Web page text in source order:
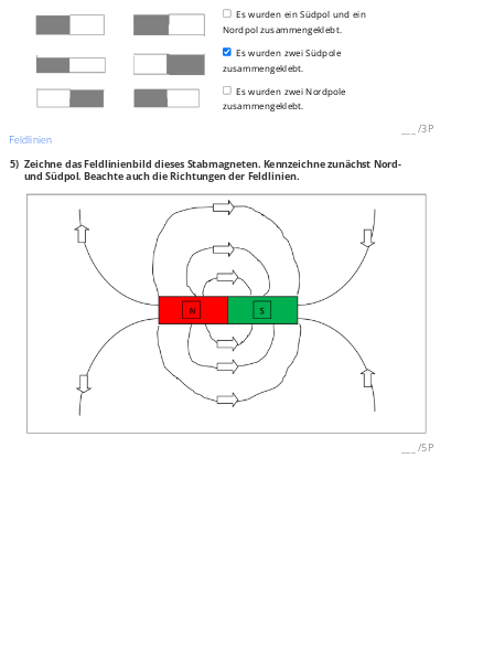
Es wurden ein Südpol und ein
Nordpol zusammengeklebt.
Es wurden zwei Südpole
zusammengeklebt.
Es wurden zwei Nordpole
zusammengeklebt.
/3P
Feldlinien
5) Zeichne das Feldlinienbild dieses Stabmagneten. Kennzeichne zunächst Nord-
und Südpol. Beachte auch die Richtungen der Feldlinien.
/5P